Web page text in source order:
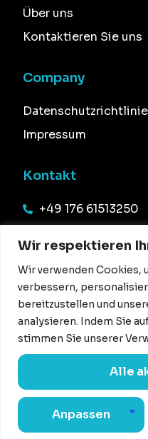
Wir respektieren
Wir verwenden Cookies,
verbessern,
bereitzustellen und
analysieren. Indem Sie
stimmen Sie unserer
Anpassen
Alle
Über uns
Kontaktieren Sie uns
Company
Datenschutzrichtlinie
Impressum
Kontakt
+49 176 61513250
Haselünner Str. 13,
49844 Bawinkel
Copyright © 2024